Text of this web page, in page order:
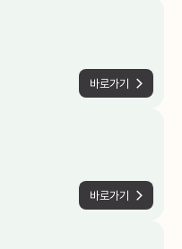
바로가기
바로가기